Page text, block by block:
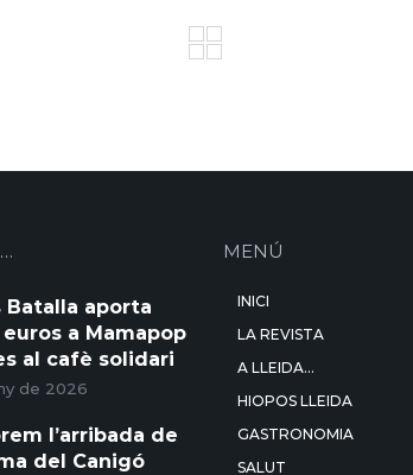
Batalla aporta
a Mamapop
al cafè solidari
de 2026
l’arribada de
del Canigó
MENÚ
INICI
LA REVISTA
A LLEIDA…
HIOPOS LLEIDA
GASTRONOMIA
SALUT